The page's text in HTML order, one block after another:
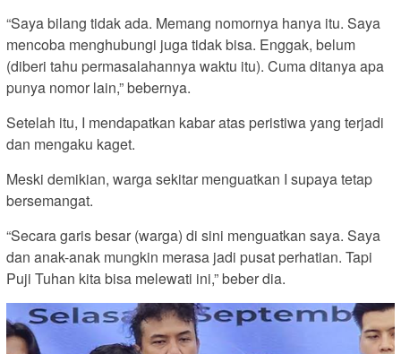
“Saya bilang tidak ada. Memang nomornya hanya itu. Saya
mencoba menghubungi juga tidak bisa. Enggak, belum
(diberi tahu permasalahannya waktu itu). Cuma ditanya apa
punya nomor lain,” bebernya.
Setelah itu, I mendapatkan kabar atas peristiwa yang terjadi
dan mengaku kaget.
Meski demikian, warga sekitar menguatkan I supaya tetap
bersemangat.
“Secara garis besar (warga) di sini menguatkan saya. Saya
dan anak-anak mungkin merasa jadi pusat perhatian. Tapi
Puji Tuhan kita bisa melewati ini,” beber dia.